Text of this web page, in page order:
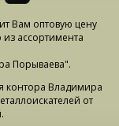
Вам оптовую цену
ассортимента
Порываева".
контора Владимира
от